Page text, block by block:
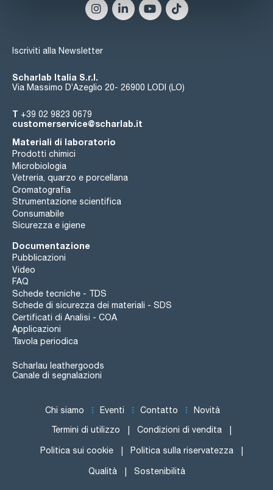
Iscriviti alla Newsletter
Scharlab Italia S.r.l.
Via Massimo D’Azeglio 20- 26900 LODI (LO)
T +39 02 9823 0679
customerservice@scharlab.it
Materiali di laboratorio
Prodotti chimici
Microbiologia
Vetreria, quarzo e porcellana
Cromatografia
Strumentazione scientifica
Consumabile
Sicurezza e igiene
Documentazione
Pubblicazioni
Video
FAQ
Schede tecniche - TDS
Schede di sicurezza dei materiali - SDS
Certificati di Analisi - COA
Applicazioni
Tavola periodica
Scharlau leathergoods
Canale di segnalazioni
Chi siamo Eventi Contatto Novità
Termini di utilizzo Condizioni di vendita
Politica sui cookie Politica sulla riservatezza
Qualità Sostenibilità